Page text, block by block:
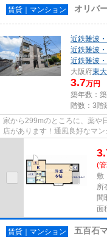
賃貸｜マンション オリバ
近鉄難波
近鉄難波
近鉄難波
大阪府東
3.7万円
築年数：
階数：3階
家から299mのところに、薬や
店があります！通風良好なマ
から駐車場までの距離は100m
(
敷
所
間
面
賃貸｜マンション 五百石